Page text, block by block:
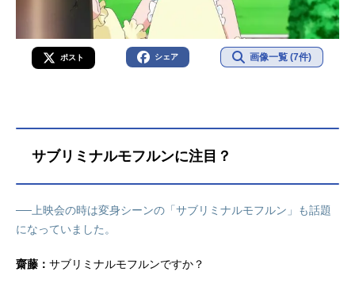
ポスト シェア 画像一覧 (7件)
サブリミナルモフルンに注目？
──上映会の時は変身シーンの「サブリミナルモフルン」も話題
になっていました。
齋藤： サブリミナルモフルンですか？